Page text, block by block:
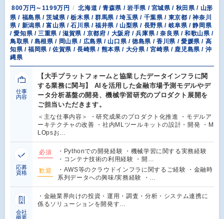
800万円～1199万円
北海道 / 青森県 / 岩手県 / 宮城県 / 秋田県 / 山形
県 / 福島県 / 茨城県 / 栃木県 / 群馬県 / 埼玉県 / 千葉県 / 東京都 / 神奈川
県 / 新潟県 / 富山県 / 石川県 / 福井県 / 山梨県 / 長野県 / 岐阜県 / 静岡県
/ 愛知県 / 三重県 / 滋賀県 / 京都府 / 大阪府 / 兵庫県 / 奈良県 / 和歌山県 /
鳥取県 / 島根県 / 岡山県 / 広島県 / 山口県 / 徳島県 / 香川県 / 愛媛県 / 高
知県 / 福岡県 / 佐賀県 / 長崎県 / 熊本県 / 大分県 / 宮崎県 / 鹿児島県 / 沖
縄県
仕事
内容
【大手プラットフォームと協業したデータインフラに関
する業務に関与】 AIを活用した金融市場予測モデルやデ
ータ分析基盤の開発、機械学習研究のプロダクト展開を
ご担当いただきます。
＜主な仕事内容＞ ・研究成果のプロダクト化推進 ・モデルア
ーキテクチャの改善 ・社内MLツールキットの設計・開発 ・M
LOpsお…
応募
資格
必須
・Pythonでの開発経験 ・機械学習に関する実務経験
・コンテナ技術の利用経験 ・開…
歓迎
・AWS等のクラウドインフラに関するご経験 ・金融時
系列データへの興味/実務経験 ・…
会社
概要
・金融業界向けの投資・運用・調査・分析・システム連携に
係るソリューションを開発す…